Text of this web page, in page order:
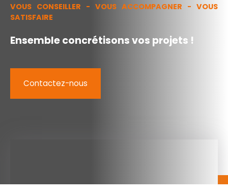
VOUS CONSEILLER - VOUS ACCOMPAGNER - VOUS
SATISFAIRE
Ensemble concrétisons vos projets !
Contactez-nous